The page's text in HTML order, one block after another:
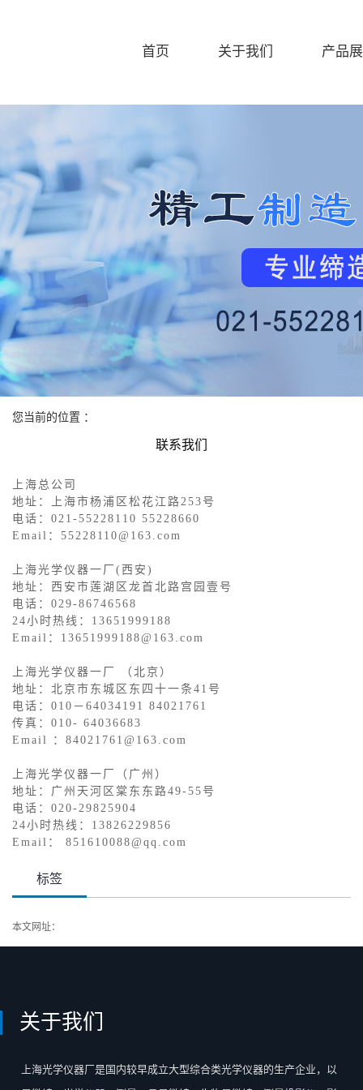
首页 关于我们 产品
您当前的位置 ：
联系我们
上海总公司
地址：上海市杨浦区松花江路253号
电话：021-55228110 55228660
Email：55228110@163.com
上海光学仪器一厂(西安)
地址：西安市莲湖区龙首北路宫园壹号
电话：029-86746568
24小时热线：13651999188
Email：13651999188@163.com
上海光学仪器一厂 （北京）
地址：北京市东城区东四十一条41号
电话：010－64034191 84021761
传真：010- 64036683
Email ：84021761@163.com
上海光学仪器一厂（广州）
地址：广州天河区棠东东路49-55号
电话：020-29825904
24小时热线：13826229856
Email： 851610088@qq.com
标签
本文网址：
关于我们
上海光学仪器厂是国内较早成立大型综合类光学仪器的生产企业，以